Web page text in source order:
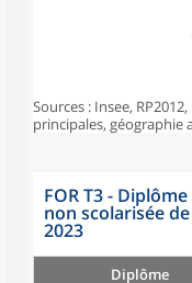
Sources : Insee,
principales, géographie
FOR T3 -
non scolarisée
2023
Diplôme